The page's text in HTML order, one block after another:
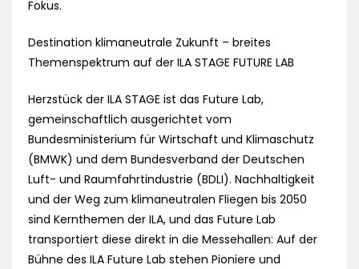
Fokus.
Destination klimaneutrale Zukunft – breites
Themenspektrum auf der ILA STAGE FUTURE LAB
Herzstück der ILA STAGE ist das Future Lab,
gemeinschaftlich ausgerichtet vom
Bundesministerium für Wirtschaft und Klimaschutz
(BMWK) und dem Bundesverband der Deutschen
Luft- und Raumfahrtindustrie (BDLI). Nachhaltigkeit
und der Weg zum klimaneutralen Fliegen bis 2050
sind Kernthemen der ILA, und das Future Lab
transportiert diese direkt in die Messehallen: Auf der
Bühne des ILA Future Lab stehen Pioniere und